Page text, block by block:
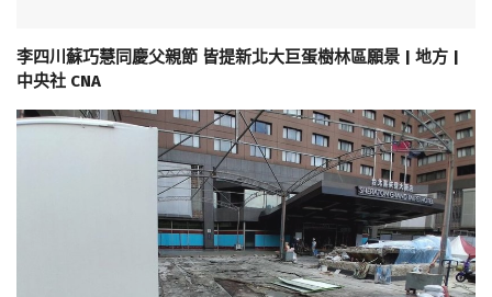
李四川蘇巧慧同慶父親節 皆提新北大巨蛋樹林區願景 | 地方 |
中央社 CNA